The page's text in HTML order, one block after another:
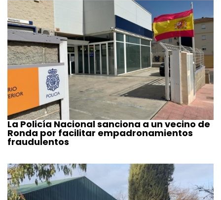
La Policía Nacional sanciona a un vecino de
Ronda por facilitar empadronamientos
fraudulentos